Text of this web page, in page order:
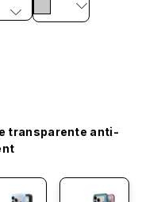
transparente anti-